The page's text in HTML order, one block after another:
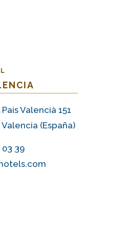
Valencià 151
(España)
03 39